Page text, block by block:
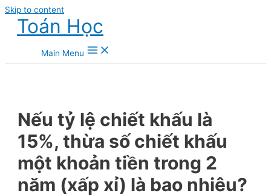
Skip to content
Toán Học
Main Menu
Nếu tỷ lệ chiết khấu là
15%, thừa số chiết khấu
một khoản tiền trong 2
năm (xấp xỉ) là bao nhiêu?